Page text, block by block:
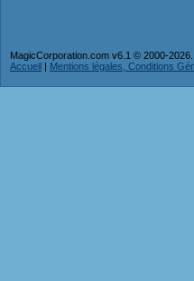
MagicCorporation.com v6.1 © 2000-
Accueil | Mentions légales, Conditions